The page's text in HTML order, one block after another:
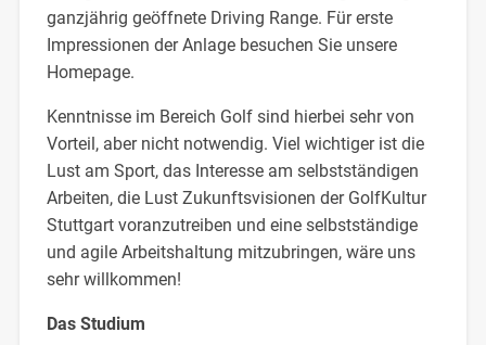
ganzjährig geöffnete Driving Range. Für erste
Impressionen der Anlage besuchen Sie unsere
Homepage.
Kenntnisse im Bereich Golf sind hierbei sehr von
Vorteil, aber nicht notwendig. Viel wichtiger ist die
Lust am Sport, das Interesse am selbstständigen
Arbeiten, die Lust Zukunftsvisionen der GolfKultur
Stuttgart voranzutreiben und eine selbstständige
und agile Arbeitshaltung mitzubringen, wäre uns
sehr willkommen!
Das Studium